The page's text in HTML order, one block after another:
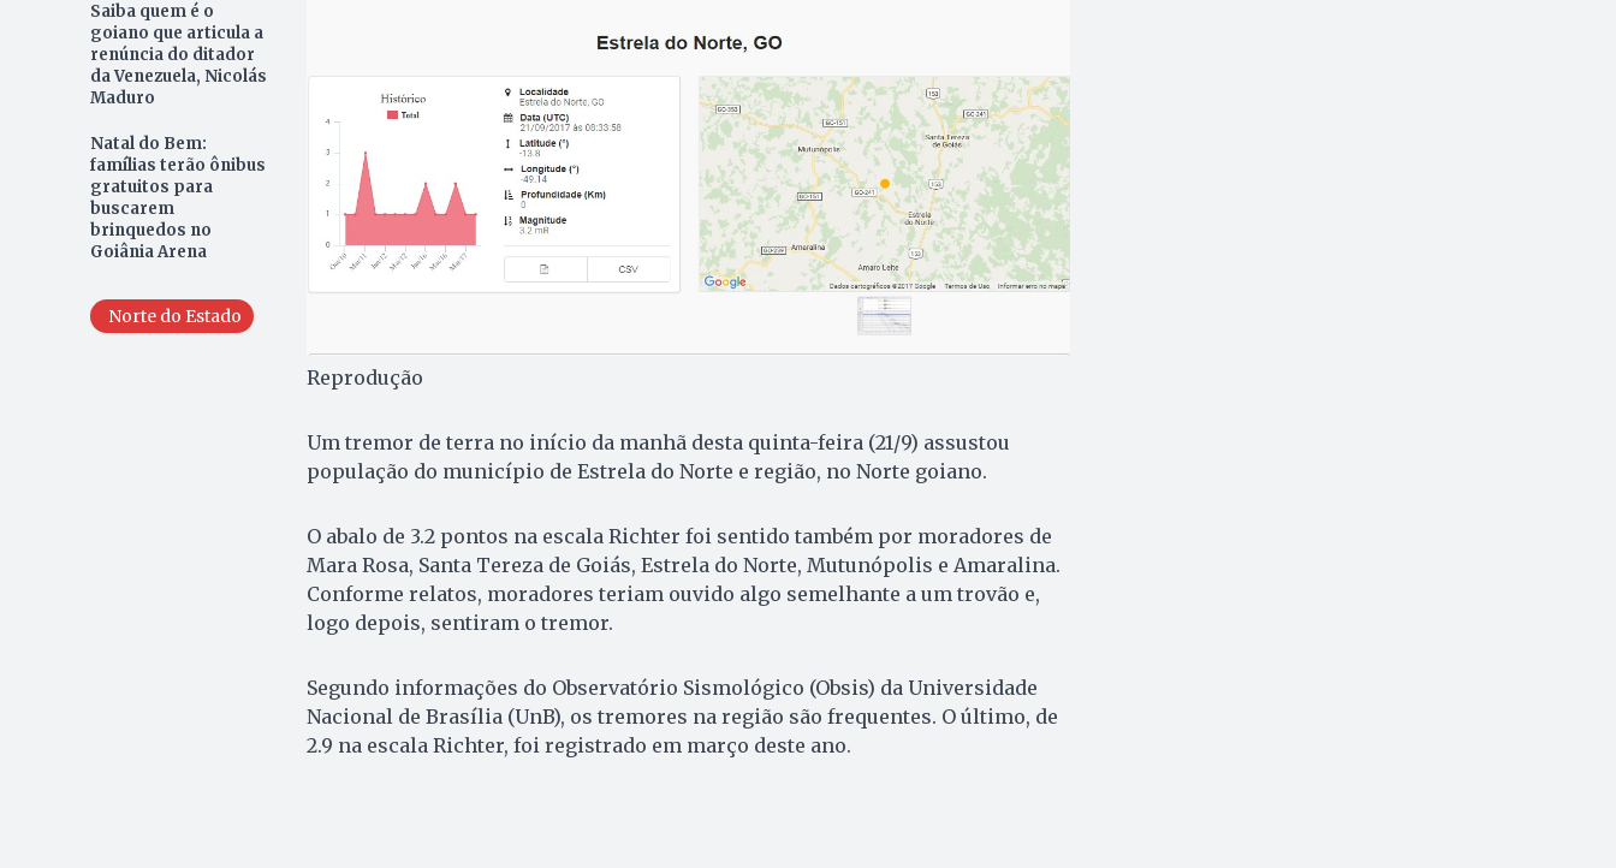
Saiba quem é o
goiano que articula a
renúncia do ditador
da Venezuela, Nicolás
Maduro
Natal do Bem:
famílias terão ônibus
gratuitos para
buscarem
brinquedos no
Goiânia Arena
Norte do Estado
Reprodução
Um tremor de terra no início da manhã desta quinta-feira (21/9) assustou
população do município de Estrela do Norte e região, no Norte goiano.
O abalo de 3.2 pontos na escala Richter foi sentido também por moradores de
Mara Rosa, Santa Tereza de Goiás, Estrela do Norte, Mutunópolis e Amaralina.
Conforme relatos, moradores teriam ouvido algo semelhante a um trovão e,
logo depois, sentiram o tremor.
Segundo informações do Observatório Sismológico (Obsis) da Universidade
Nacional de Brasília (UnB), os tremores na região são frequentes. O último, de
2.9 na escala Richter, foi registrado em março deste ano.